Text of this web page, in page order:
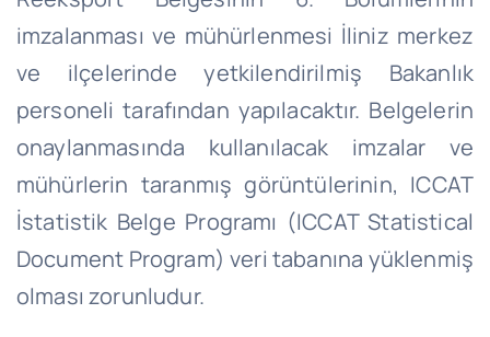
imzalanması ve mühürlenmesi İliniz merkez
ve ilçelerinde yetkilendirilmiş Bakanlık
personeli tarafından yapılacaktır. Belgelerin
onaylanmasında kullanılacak imzalar ve
mühürlerin taranmış görüntülerinin, ICCAT
İstatistik Belge Programı (ICCAT Statistical
Document Program) veri tabanına yüklenmiş
olması zorunludur.